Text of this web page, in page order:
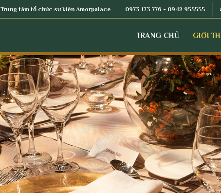
Trung tâm tổ chức sự kiện Amorpalace 0973 173 776 - 0942 955555
TRANG CHỦ GIỚI